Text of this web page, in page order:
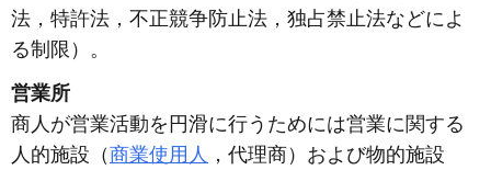
法，特許法，不正競争防止法，独占禁止法などによ
る制限）。
営業所
商人が営業活動を円滑に行うためには営業に関する
人的施設（商業使用人 ，代理商）および物的施設